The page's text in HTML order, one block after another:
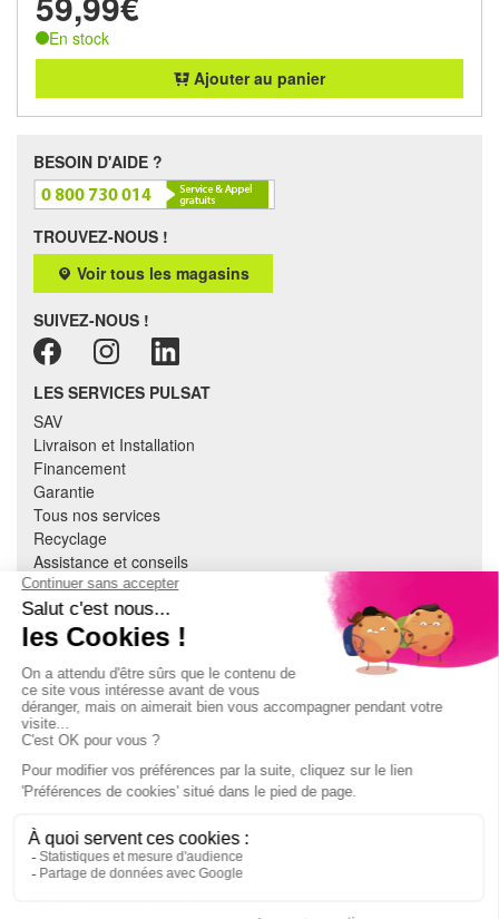
En stock
Ajouter au panier
BESOIN D'AIDE ?
TROUVEZ-NOUS !
Voir tous les magasins
SUIVEZ-NOUS !
LES SERVICES PULSAT
SAV
Livraison et Installation
Financement
Garantie
Tous nos services
Recyclage
Assistance et conseils
Cuisine équipée
Literie
Nous contacter
À PROPOS
CGV
Mentions légales
Données personnelles
Devenir adhérent
EN SAVOIR PLUS
Indice de réparabilité
Accès extranet Pulsat